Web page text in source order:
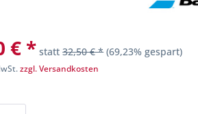
€ * statt32,50 € * (69,23% gespart)
zzgl. Versandkosten